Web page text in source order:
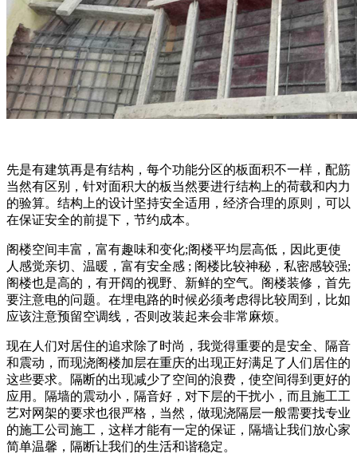
先是有建筑再是有结构，每个功能分区的板面积不一样，配筋
当然有区别，针对面积大的板当然要进行结构上的荷载和内力
的验算。结构上的设计坚持安全适用，经济合理的原则，可以
在保证安全的前提下，节约成本。
阁楼空间丰富，富有趣味和变化;阁楼平均层高低，因此更使
人感觉亲切、温暖，富有安全感 ; 阁楼比较神秘，私密感较强;
阁楼也是高的，有开阔的视野、新鲜的空气。阁楼装修，首先
要注意电的问题。在埋电路的时候必须考虑得比较周到，比如
应该注意预留空调线，否则改装起来会非常麻烦。
现在人们对居住的追求除了时尚，我觉得重要的是安全、隔音
和震动，而现浇阁楼加层在重庆的出现正好满足了人们居住的
这些要求。隔断的出现减少了空间的浪费，使空间得到更好的
应用。隔墙的震动小，隔音好，对下层的干扰小，而且施工工
艺对网架的要求也很严格，当然，做现浇隔层一般需要找专业
的施工公司施工，这样才能有一定的保证，隔墙让我们放心家
简单温馨，隔断让我们的生活和谐稳定。